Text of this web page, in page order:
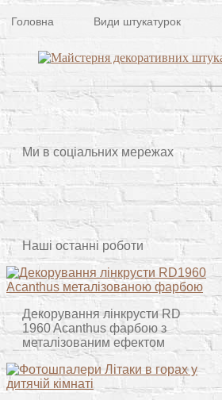
Головна Види штукатурок
Ми в соціальних мережах
Наші останні роботи
Декорування лінкрусти RD
1960 Acanthus фарбою з
металізованим ефектом